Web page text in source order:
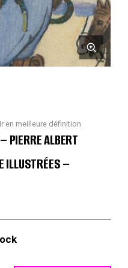
en meilleure définition
PIERRE ALBERT
ILLUSTRÉES –